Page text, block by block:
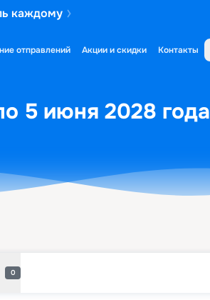
каждому
отправлений Акции и скидки Контакты
5 июня 2028 года
0